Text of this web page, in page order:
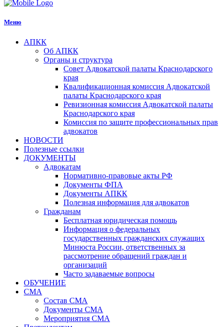
Меню
АПКК
Об АПКК
Органы и структура
Совет Адвокатской палаты Краснодарского
края
Квалификационная комиссия Адвокатской
палаты Краснодарского края
Ревизионная комиссия Адвокатской палаты
Краснодарского края
Комиссия по защите профессиональных прав
адвокатов
НОВОСТИ
Полезные ссылки
ДОКУМЕНТЫ
Адвокатам
Нормативно-правовые акты РФ
Документы ФПА
Документы АПКК
Полезная информация для адвокатов
Гражданам
Бесплатная юридическая помощь
Информация о федеральных
государственных гражданских служащих
Минюста России, ответственных за
рассмотрение обращений граждан и
организаций
Часто задаваемые вопросы
ОБУЧЕНИЕ
СМА
Состав СМА
Документы СМА
Мероприятия СМА